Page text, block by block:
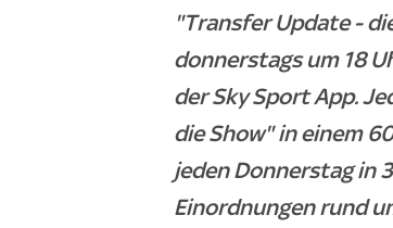
"Transfer Update -
donnerstags um 18
der Sky Sport App.
die Show" in einem
jeden Donnerstag in
Einordnungen rund